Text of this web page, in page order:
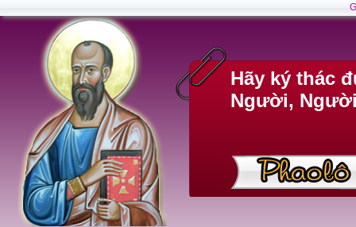
Hãy ký thác
Người,